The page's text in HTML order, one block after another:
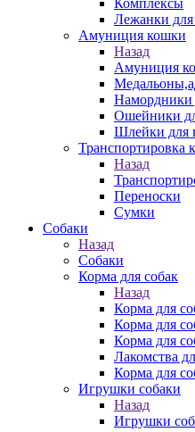
Комплексы
Лежанки
Амуниция кошки
Назад
Амуниция
Намордники
Ошейники
Шлейки для
Транспортировка
Назад
Переноски
Сумки
Собаки
Назад
Собаки
Корма для собак
Назад
Корма для
Корма для
Корма для
Лакомства
Корма для
Игрушки собаки
Назад
Игрушки